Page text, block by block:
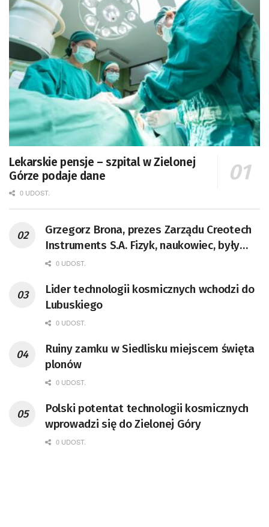
Lekarskie pensje – szpital w Zielonej
Górze podaje dane
0 UDOST.
Grzegorz Brona, prezes Zarządu Creotech
Instruments S.A. Fizyk, naukowiec, były
pracownik CERN w Genewie,
doktor habilitowany nauk fizycznych,
koordynator Rady Sektorowej ds.
Kompetencji Przemysłu Lotniczo-
Badań Kosmicznych i Satelitarnych PAN.
0 UDOST.
Lider technologii kosmicznych wchodzi do
Lubuskiego
0 UDOST.
Ruiny zamku w Siedlisku miejscem święta
plonów
0 UDOST.
Polski potentat technologii kosmicznych
wprowadzi się do Zielonej Góry
0 UDOST.